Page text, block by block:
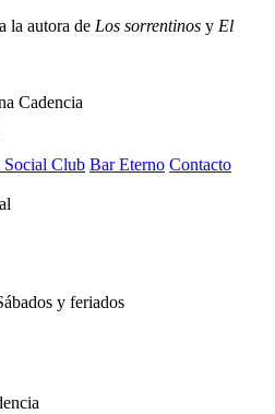
la autora de Los sorrentinos y El
Cadencia
Social Club Bar Eterno Contacto
y feriados